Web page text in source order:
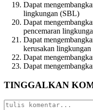
Dapat
lingkungan (SBL)
Dapat
pencemaran
Dapat
kerusakan lingkungan
Dapat
Dapat
TINGGALKAN